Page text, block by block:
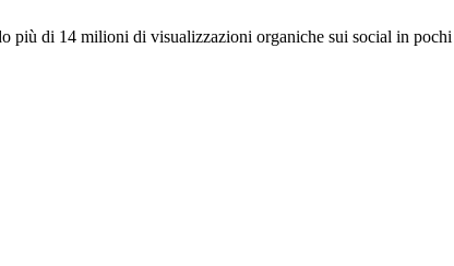
più di 14 milioni di visualizzazioni organiche sui social in